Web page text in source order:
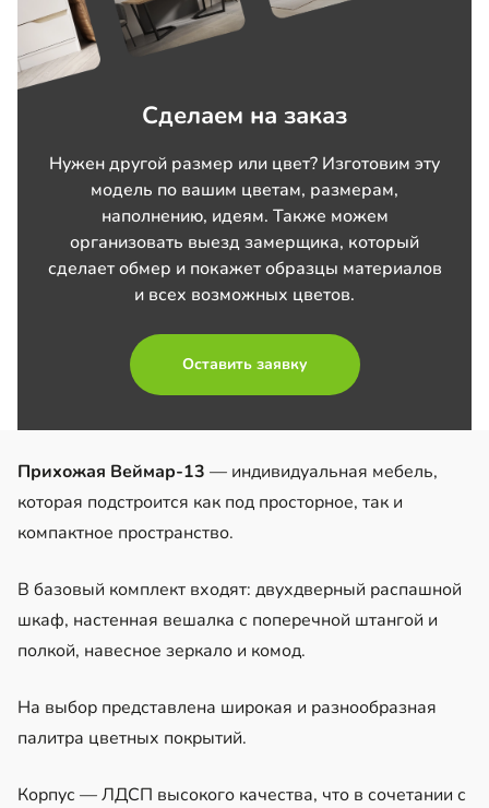
Сделаем на заказ
Нужен другой размер или цвет? Изготовим эту
модель по вашим цветам, размерам,
наполнению, идеям. Также можем
организовать выезд замерщика, который
сделает обмер и покажет образцы материалов
и всех возможных цветов.
Оставить заявку
Прихожая Веймар-13 — индивидуальная мебель,
которая подстроится как под просторное, так и
компактное пространство.
В базовый комплект входят: двухдверный распашной
шкаф, настенная вешалка с поперечной штангой и
полкой, навесное зеркало и комод.
На выбор представлена широкая и разнообразная
палитра цветных покрытий.
Корпус — ЛДСП высокого качества, что в сочетании с